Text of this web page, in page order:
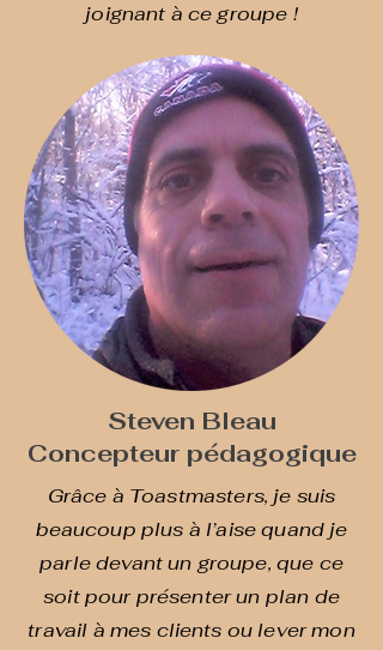
joignant à ce groupe !
Steven Bleau
Concepteur pédagogique
Grâce à Toastmasters, je suis
beaucoup plus à l’aise quand je
parle devant un groupe, que ce
soit pour présenter un plan de
travail à mes clients ou lever mon